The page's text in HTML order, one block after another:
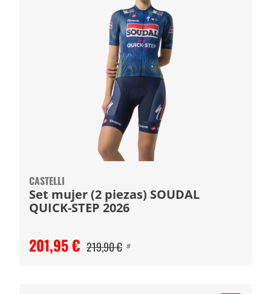
CASTELLI
Set mujer (2 piezas) SOUDAL
QUICK-STEP 2026
201,95 € 219,90 € #